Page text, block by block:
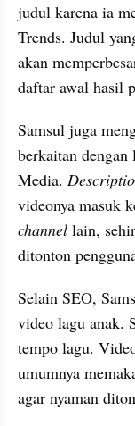
judul karena ia
Trends. Judul
akan
daftar awal hasil
Samsul juga
berkaitan
Media.
videonya masuk
channel lain,
ditonton
Selain SEO,
video lagu anak.
tempo lagu.
umumnya
agar nyaman